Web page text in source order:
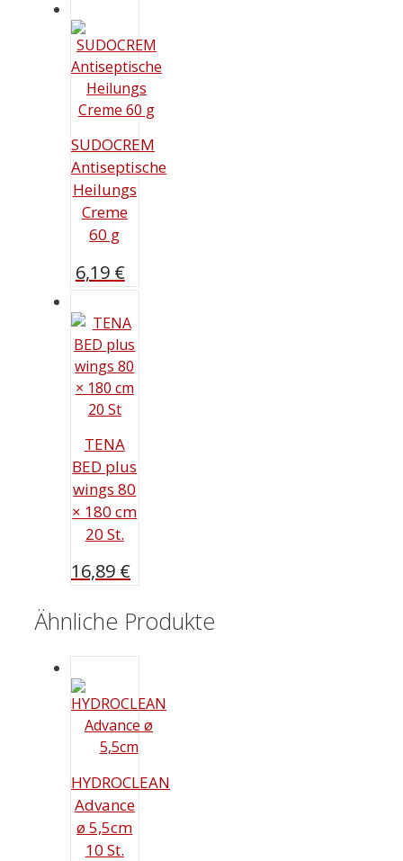
SUDOCREM
Antiseptische
Heilungs
Creme
60 g
6,19 €
TENA
BED plus
wings 80
× 180 cm
20 St.
16,89 €
Ähnliche Produkte
HYDROCLEAN
Advance
ø 5,5cm
10 St.